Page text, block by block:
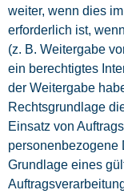
weiter, wenn dies
erforderlich ist,
(z. B. Weitergabe
ein berechtigtes
der Weitergabe
Rechtsgrundlage
Einsatz von
personenbezogene
Grundlage eines